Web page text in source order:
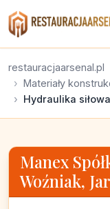
restauracjaarsenal.pl
Materiały
Hydraulika
Manex
Woźniak,